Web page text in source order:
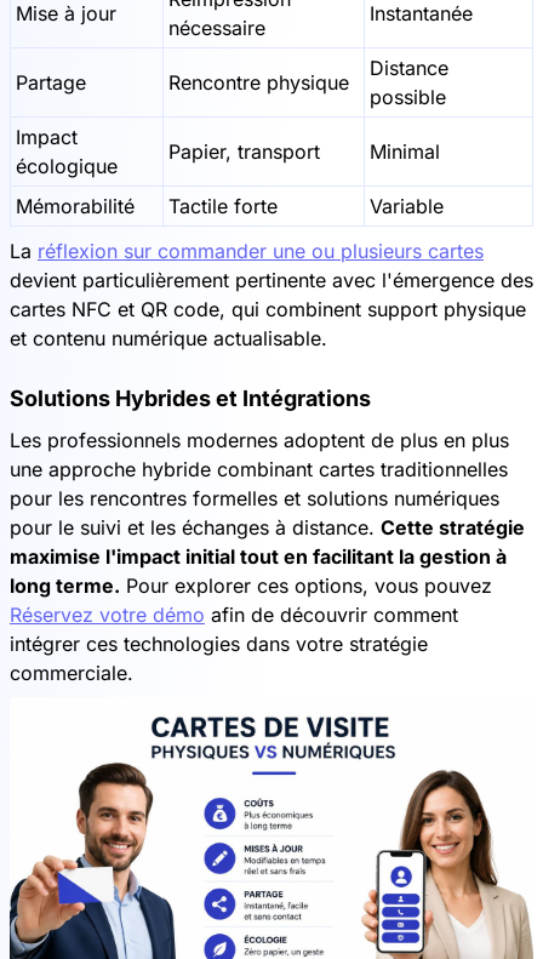
Mise à jour
nécessaire
Instantanée
Partage Rencontre physique
Distance
possible
Impact
écologique
Papier, transport Minimal
Mémorabilité Tactile forte
Variable
La réflexion sur commander une ou plusieurs cartes
devient particulièrement pertinente avec l'émergence des
cartes NFC et QR code, qui combinent support physique
et contenu numérique actualisable.
Solutions Hybrides et Intégrations
Les professionnels modernes adoptent de plus en plus
une approche hybride combinant cartes traditionnelles
pour les rencontres formelles et solutions numériques
pour le suivi et les échanges à distance. Cette stratégie
maximise l'impact initial tout en facilitant la gestion à
long terme. Pour explorer ces options, vous pouvez
Réservez votre démo afin de découvrir comment
intégrer ces technologies dans votre stratégie
commerciale.